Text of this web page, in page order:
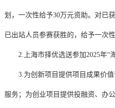
划，一次性给予30万元资助。对已
已出站人员参赛获胜的，给予一次性
2.上海市择优选送参加2025年“
3.为创新项目提供项目成果价
服务；为创业项目提供投融资、办